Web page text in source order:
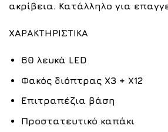
ακρίβεια. Κατάλληλο για
ΧΑΡΑΚΤΗΡΙΣΤΙΚΑ
60 λευκά LED
Φακός διόπτρας X3 + X12
Επιτραπέζια βάση
Προστατευτικό καπάκι